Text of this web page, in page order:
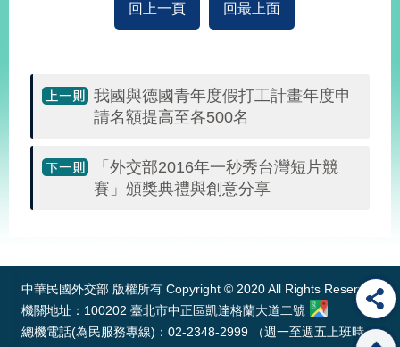
LINEInstagram
(原推特)
APPYouTube
府
資
料
開
放
回上一頁 回最上面
我國與德國青年度假打工計畫年度申
請名額提高至各500名
「外交部2016年一秒秀台灣短片競
賽」頒獎典禮與創意分享
中華民國外交部 版權所有 Copyright © 2020 All Rights Reserved
機關地址：100202 臺北市中正區凱達格蘭大道二號
總機電話(為民服務專線)：02-2348-2999 （週一至週五上班時